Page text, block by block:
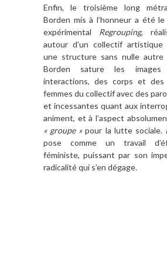
Enfin, le troisième long
Borden mis à l’honneur a été
expérimental Regrouping,
autour d’un collectif artistique
une structure sans nulle autre
Borden sature les
interactions, des corps et des
femmes du collectif avec des
et incessantes quant aux
animent, et à l’aspect
« groupe »pour la lutte sociale.
pose comme un travail
féministe, puissant par son
radicalité qui s’en dégage.